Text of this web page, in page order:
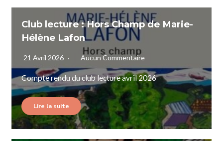
Club lecture : Hors Champ de Marie-
Hélène Lafon
21 Avril 2026 Aucun Commentaire
Compte rendu du club lecture avril 2026
Lire la suite